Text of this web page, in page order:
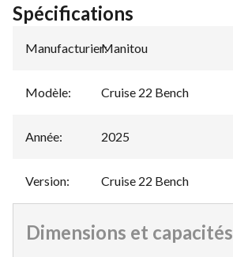
Spécifications
Manufacturier:
Manitou
Modèle: Cruise 22 Bench
Année: 2025
Version: Cruise 22 Bench
Dimensions et capacités